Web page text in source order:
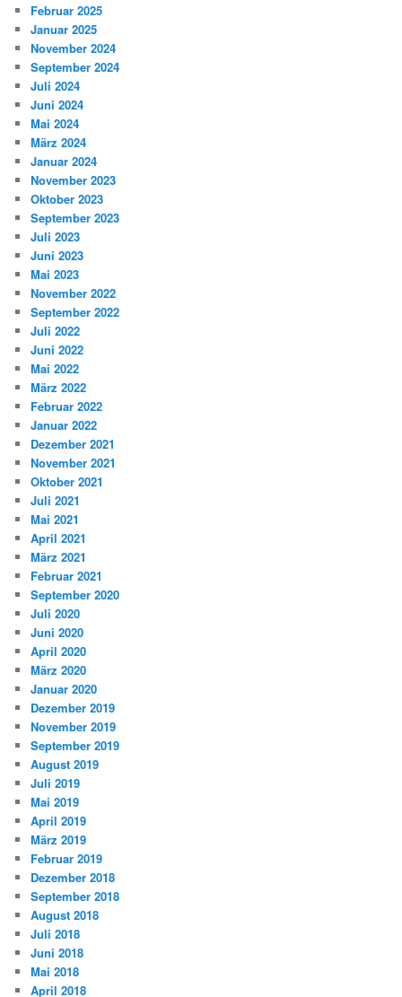
Februar 2025
Januar 2025
November 2024
September 2024
Juli 2024
Juni 2024
Mai 2024
März 2024
Januar 2024
November 2023
Oktober 2023
September 2023
Juli 2023
Juni 2023
Mai 2023
November 2022
September 2022
Juli 2022
Juni 2022
Mai 2022
März 2022
Februar 2022
Januar 2022
Dezember 2021
November 2021
Oktober 2021
Juli 2021
Mai 2021
April 2021
März 2021
Februar 2021
September 2020
Juli 2020
Juni 2020
April 2020
März 2020
Januar 2020
Dezember 2019
November 2019
September 2019
August 2019
Juli 2019
Mai 2019
April 2019
März 2019
Februar 2019
Dezember 2018
September 2018
August 2018
Juli 2018
Juni 2018
Mai 2018
April 2018